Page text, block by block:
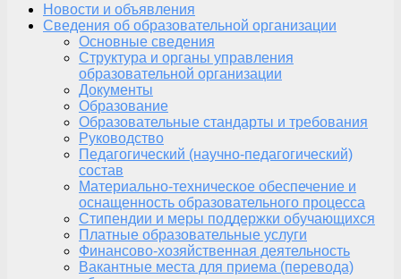
Новости и объявления
Сведения об образовательной организации
Основные сведения
Структура и органы управления
образовательной организации
Документы
Образование
Образовательные стандарты и требования
Руководство
Педагогический (научно-педагогический)
состав
Материально-техническое обеспечение и
оснащенность образовательного процесса
Стипендии и меры поддержки обучающихся
Платные образовательные услуги
Финансово-хозяйственная деятельность
Вакантные места для приема (перевода)